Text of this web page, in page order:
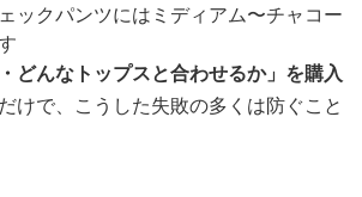
ックパンツにはミディアム〜チャコー
どんなトップスと合わせるか」を購入
だけで、こうした失敗の多くは防ぐこと